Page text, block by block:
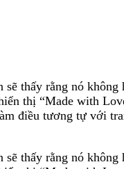
thấy rằng nó không
thị “Made with
điều tương tự với
thấy rằng nó không